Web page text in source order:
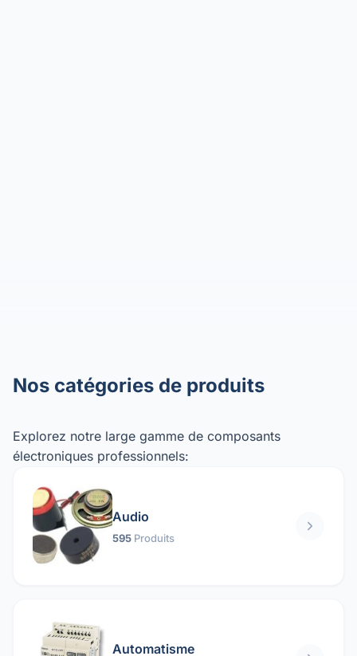
Nos catégories de produits
Explorez notre large gamme de composants
électroniques professionnels:
Audio
595 Produits
Automatisme